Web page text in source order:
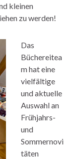
kleinen
zu werden!
Das
Büchereitea
m hat eine
vielfältige
und aktuelle
Auswahl an
Frühjahrs-
und
Sommernovi
täten